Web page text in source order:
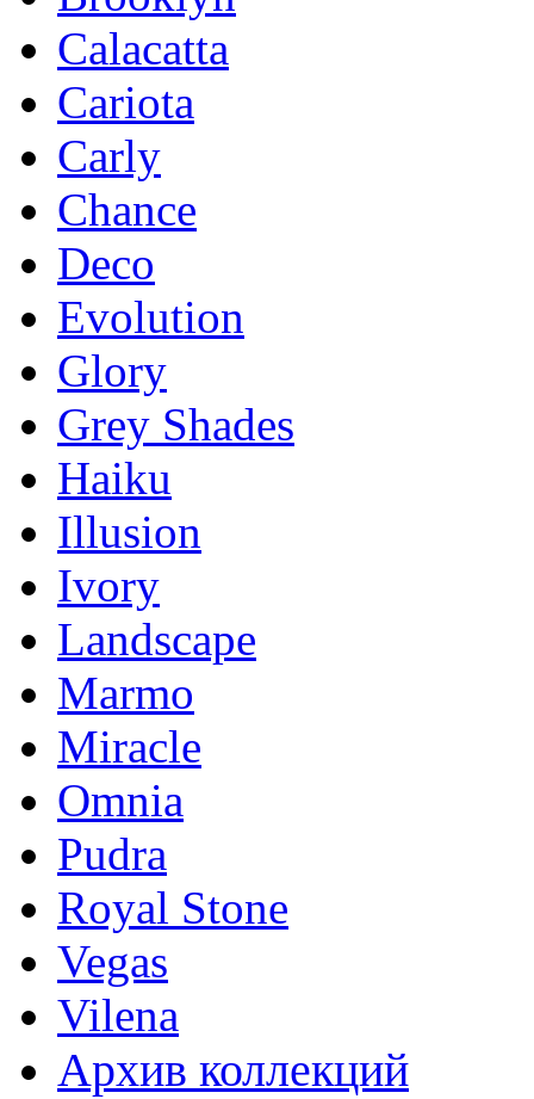
Calacatta
Cariota
Carly
Chance
Deco
Evolution
Glory
Grey Shades
Haiku
Illusion
Ivory
Landscape
Marmo
Miracle
Omnia
Pudra
Royal Stone
Vegas
Vilena
Архив коллекций